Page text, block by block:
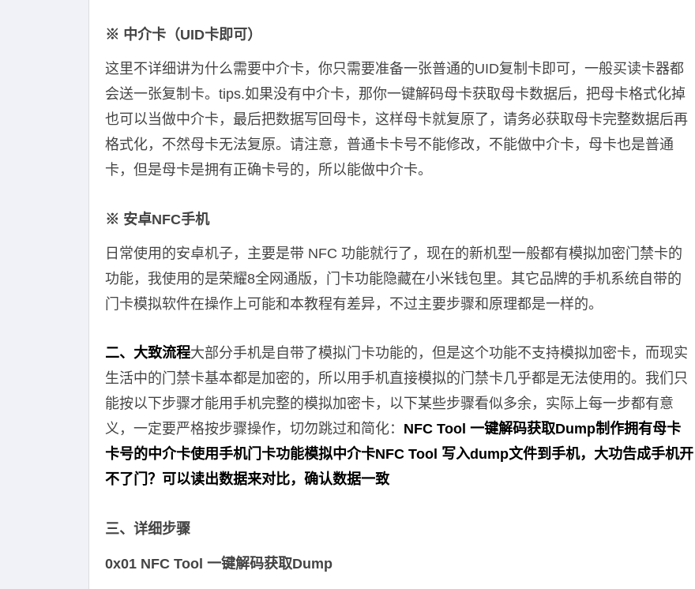
※ 中介卡（UID卡即可）
这里不详细讲为什么需要中介卡，你只需要准备一张普通的UID复制卡即可，一般买读卡器都
会送一张复制卡。tips.如果没有中介卡，那你一键解码母卡获取母卡数据后，把母卡格式化掉
也可以当做中介卡，最后把数据写回母卡，这样母卡就复原了，请务必获取母卡完整数据后再
格式化，不然母卡无法复原。请注意，普通卡卡号不能修改，不能做中介卡，母卡也是普通
卡，但是母卡是拥有正确卡号的，所以能做中介卡。
※ 安卓NFC手机
日常使用的安卓机子，主要是带 NFC 功能就行了，现在的新机型一般都有模拟加密门禁卡的
功能，我使用的是荣耀8全网通版，门卡功能隐藏在小米钱包里。其它品牌的手机系统自带的
门卡模拟软件在操作上可能和本教程有差异，不过主要步骤和原理都是一样的。
二、大致流程大部分手机是自带了模拟门卡功能的，但是这个功能不支持模拟加密卡，而现实
生活中的门禁卡基本都是加密的，所以用手机直接模拟的门禁卡几乎都是无法使用的。我们只
能按以下步骤才能用手机完整的模拟加密卡，以下某些步骤看似多余，实际上每一步都有意
义，一定要严格按步骤操作，切勿跳过和简化： NFC Tool 一键解码获取Dump制作拥有母卡
卡号的中介卡使用手机门卡功能模拟中介卡NFC Tool 写入dump文件到手机，大功告成手机开
不了门？可以读出数据来对比，确认数据一致
三、详细步骤
0x01 NFC Tool 一键解码获取Dump